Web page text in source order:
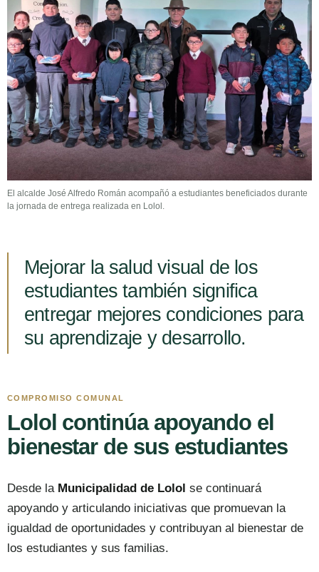
El alcalde José Alfredo Román acompañó a estudiantes beneficiados durante
la jornada de entrega realizada en Lolol.
Mejorar la salud visual de los
estudiantes también significa
entregar mejores condiciones para
su aprendizaje y desarrollo.
COMPROMISO COMUNAL
Lolol continúa apoyando el
bienestar de sus estudiantes
Desde la Municipalidad de Lolol se continuará
apoyando y articulando iniciativas que promuevan la
igualdad de oportunidades y contribuyan al bienestar de
los estudiantes y sus familias.